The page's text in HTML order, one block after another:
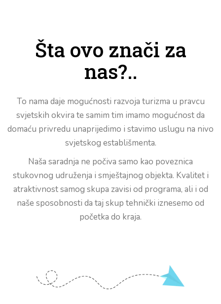
Šta ovo znači za
nas?..
To nama daje mogućnosti razvoja turizma u pravcu
svjetskih okvira te samim tim imamo mogućnost da
domaću privredu unaprijedimo i stavimo uslugu na nivo
svjetskog establišmenta.
Naša saradnja ne počiva samo kao poveznica
stukovnog udruženja i smještajnog objekta. Kvalitet i
atraktivnost samog skupa zavisi od programa, ali i od
naše sposobnosti da taj skup tehnički iznesemo od
početka do kraja.